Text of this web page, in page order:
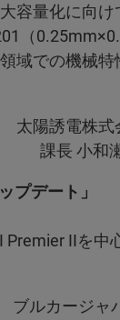
容量化に向
（
域での機械
事業本
プデート」
IIを
社 ナ